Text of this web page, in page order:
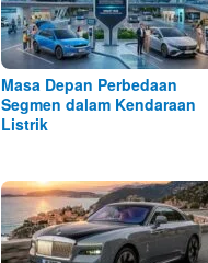
Masa Depan Perbedaan
Segmen dalam Kendaraan
Listrik